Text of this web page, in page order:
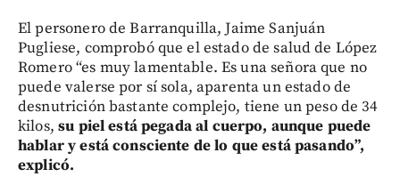
El personero de Barranquilla, Jaime Sanjuán
Pugliese, comprobó que el estado de salud de López
Romero “es muy lamentable. Es una señora que no
puede valerse por sí sola, aparenta un estado de
desnutrición bastante complejo, tiene un peso de 34
kilos,su piel está pegada al cuerpo, aunque puede
hablar y está consciente de lo que está pasando”,
explicó.